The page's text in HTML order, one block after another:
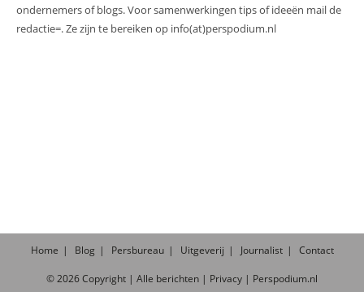
ondernemers of blogs. Voor samenwerkingen tips of ideeën mail de
redactie=. Ze zijn te bereiken op info(at)perspodium.nl
Home Blog Persbureau Uitgeverij Journalist Contact
©2026Copyright | Alle berichten | Privacy | Perspodium.nl